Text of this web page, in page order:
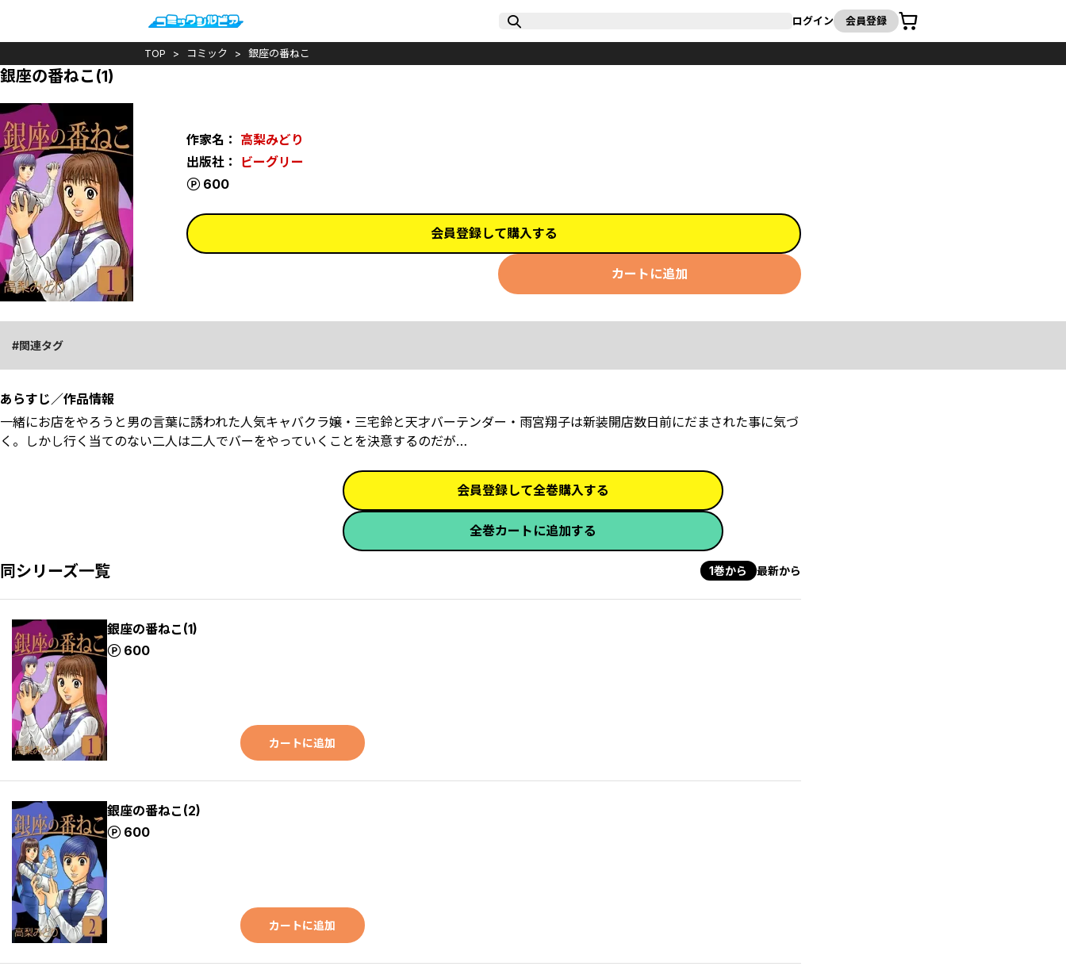
ログイン 会員登録
カート
TOP コミック 銀座の番ねこ
銀座の番ねこ(1)
作家名： 高梨みどり
出版社： ビーグリー
600
会員登録して購入する
カートに追加
関連タグ
あらすじ／作品情報
一緒にお店をやろうと男の言葉に誘われた人気キャバクラ嬢・三宅鈴と天才バーテンダー・雨宮翔子は新装開店数日前にだまされた事に気づ
く。しかし行く当てのない二人は二人でバーをやっていくことを決意するのだが…
会員登録して全巻購入する
全巻カートに追加する
同シリーズ一覧 1巻から 最新から
銀座の番ねこ(1)
600
ポイント
カートに追加
銀座の番ねこ(2)
600
ポイント
カートに追加